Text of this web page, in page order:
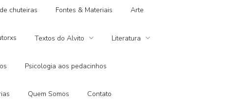
chuteiras Fontes & Materiais Arte
Textos do Alvito Literatura
Psicologia aos pedacinhos
Quem Somos Contato